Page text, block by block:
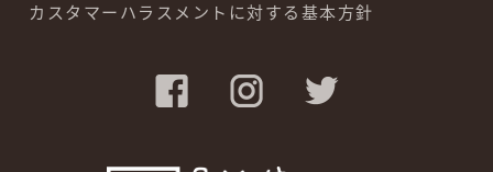
カスタマーハラスメントに対する基本方針